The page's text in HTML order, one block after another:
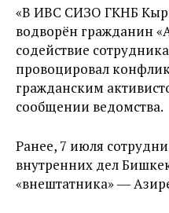
«В ИВС СИЗО ГКНБ
водворён гражданин
содействие
провоцировал
гражданским
сообщении ведомства.
Ранее, 7 июля
внутренних дел
«внештатника» ―